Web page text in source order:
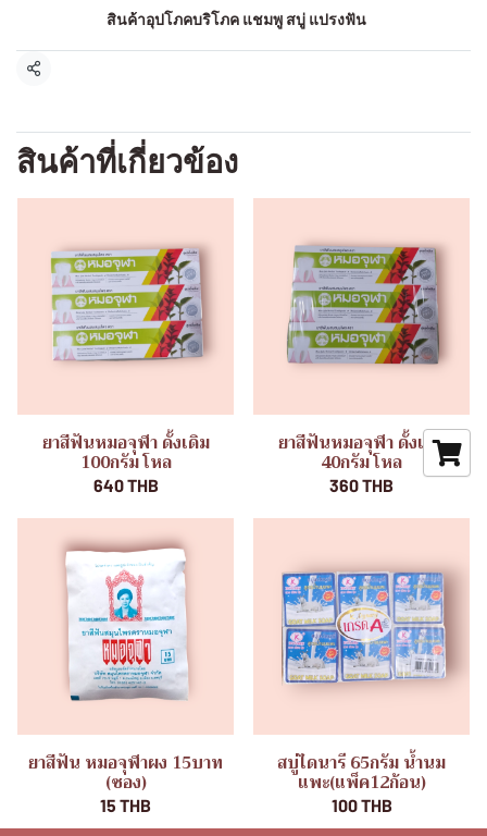
สินค้าอุปโภคบริโภค แชมพู สบู่ แปรงฟัน
แชร์
สินค้าที่เกี่ยวข้อง
ยาสีฟันหมอจุฬา ดั้งเดิม
100กรัม โหล
640 THB
ยาสีฟันหมอจุฬา ดั้งเดิม
40กรัม โหล
360 THB
ยาสีฟัน หมอจุฬาผง 15บาท
(ซอง)
15 THB
สบู่ไดนารี 65กรัม น้ำนม
แพะ(แพ็ค12ก้อน)
100 THB